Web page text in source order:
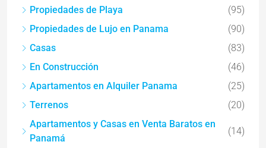
Propiedades de Playa
(95)
Propiedades de Lujo en Panama
(90)
Casas
(83)
En Construcción
(46)
Apartamentos en Alquiler Panama
(25)
Terrenos
(20)
Apartamentos y Casas en Venta Baratos en
Panamá
(14)